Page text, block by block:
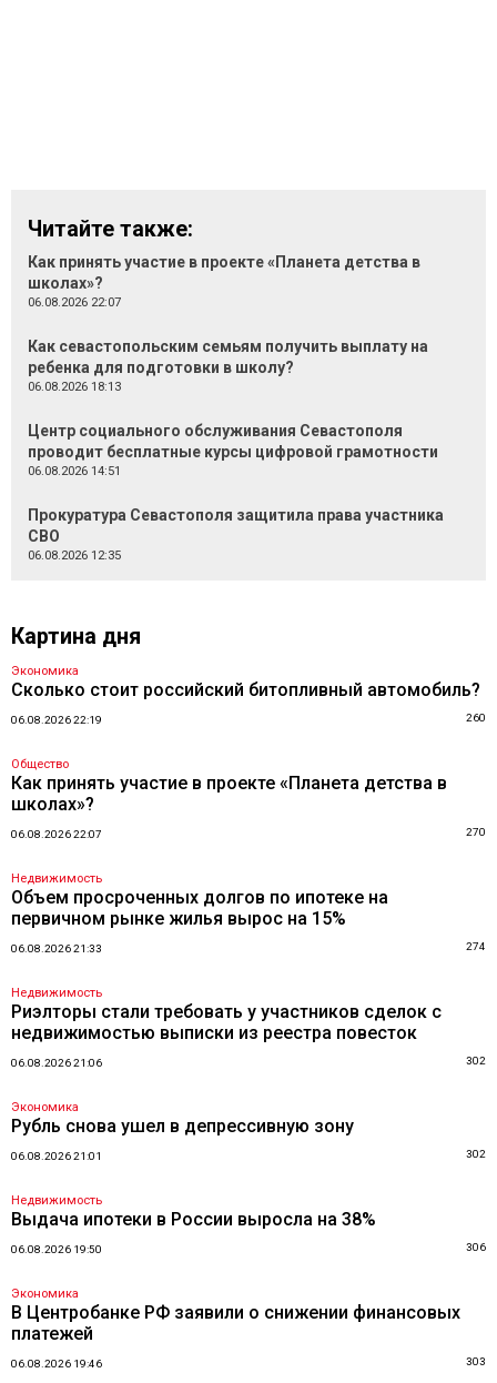
Читайте также:
Как принять участие в проекте «Планета детства в
школах»?
06.08.2026 22:07
Как севастопольским семьям получить выплату на
ребенка для подготовки в школу?
06.08.2026 18:13
Центр социального обслуживания Севастополя
проводит бесплатные курсы цифровой грамотности
06.08.2026 14:51
Прокуратура Севастополя защитила права участника
СВО
06.08.2026 12:35
Картина дня
Экономика
Сколько стоит российский битопливный автомобиль?
06.08.2026 22:19 260
Общество
Как принять участие в проекте «Планета детства в
школах»?
06.08.2026 22:07 270
Недвижимость
Объем просроченных долгов по ипотеке на
первичном рынке жилья вырос на 15%
06.08.2026 21:33 274
Недвижимость
Риэлторы стали требовать у участников сделок с
недвижимостью выписки из реестра повесток
06.08.2026 21:06 302
Экономика
Рубль снова ушел в депрессивную зону
06.08.2026 21:01 302
Недвижимость
Выдача ипотеки в России выросла на 38%
06.08.2026 19:50 306
Экономика
В Центробанке РФ заявили о снижении финансовых
платежей
06.08.2026 19:46 303